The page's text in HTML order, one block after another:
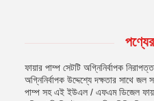
পণ্যের
ফায়ার পাম্প সেটটি অগ্নিনির্বাপক
অগ্নিনির্বাপক উদ্দেশ্যে দক্ষতার সাথে
পাম্প সহ এই ইউএল / এফএম ডিজেল